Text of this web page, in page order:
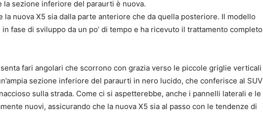
la sezione inferiore del paraurti è nuova.
la nuova X5 sia dalla parte anteriore che da quella posteriore. Il modello
fase di sviluppo da un po’ di tempo e ha ricevuto il trattamento completo
fari angolari che scorrono con grazia verso le piccole griglie verticali
sezione inferiore del paraurti in nero lucido, che conferisce al SUV
sulla strada. Come ci si aspetterebbe, anche i pannelli laterali e le
nuovi, assicurando che la nuova X5 sia al passo con le tendenze di